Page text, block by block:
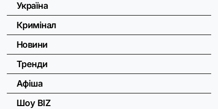
Україна
Кримінал
Новини
Тренди
Афіша
Шоу BIZ